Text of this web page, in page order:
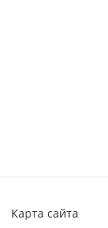
Карта сайта